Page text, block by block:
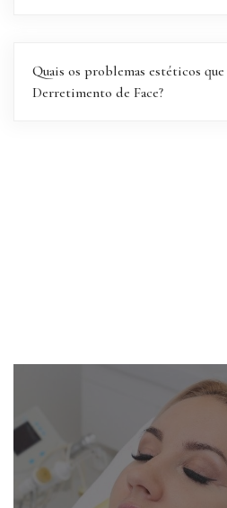
Quais os problemas estéticos
Derretimento de Face?